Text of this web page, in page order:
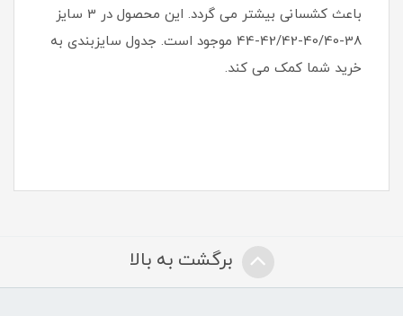
باعث کشسانی بیشتر می گردد. این محصول در 3 سایز
38-40/40-42/42-44 موجود است. جدول سایزبندی به
خرید شما کمک می کند.
برگشت به بالا